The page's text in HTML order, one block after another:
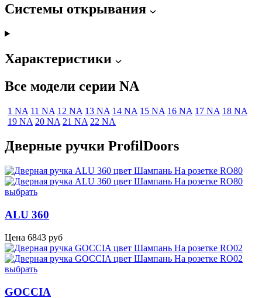
Системы открывания
Характеристики
Все модели серии NA
1 NA 11 NA 12 NA 13 NA 14 NA 15 NA 16 NA 17 NA 18 NA
19 NA 20 NA 21 NA 22 NA
Дверные ручки ProfilDoors
выбрать
ALU 360
Цена 6843 руб
выбрать
GOCCIA